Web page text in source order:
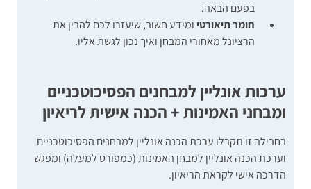
בפעם הבאה.
חומר תיאורטיומידע חשוב, שיעזרו לכם להבין את
הרציונל מאחורי המבחן ואיך נכון לגשת אליו.
ערכות אונליין למבחנים הפסיכוטכניים
ומבחני האמינות + הכנה אישית לריאיון
בחבילה זו תקבלו ערכת הכנה אונליין למבחנים הפסיכוטכניים
וערכת הכנה אונליין למבחן האמינות (כמפורט למעלה) ומפגש
הדרכה אישי לקראת הריאיון.